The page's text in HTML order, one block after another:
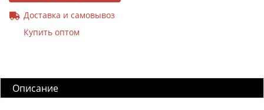
Доставка и самовывоз
Купить оптом
Описание